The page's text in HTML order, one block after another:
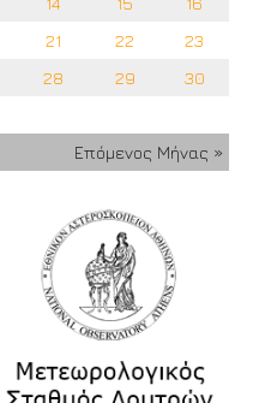
21 22
23
28 29
30
Επόμενος Μήνας »